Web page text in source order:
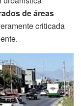
de áreas
criticada